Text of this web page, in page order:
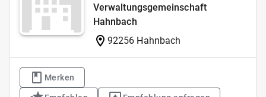
Verwaltungsgemeinschaft
Hahnbach
92256 Hahnbach
Merken